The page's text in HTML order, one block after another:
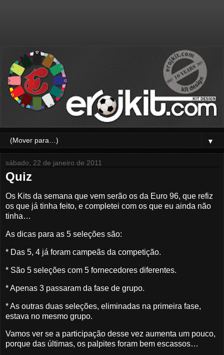
▼
sábado, 22 de janeiro de 2011
Quiz
Os Kits da semana que vem serão os da Euro 96, que refiz
os que já tinha feito, e completei com os que eu ainda não
tinha…
As dicas para as 5 seleções são:
* Das 5, 4 já foram campeãs da competição.
* São 5 seleções com 5 fornecedores diferentes.
* Apenas 3 passaram da fase de grupo.
* As outras duas seleções, eliminadas na primeira fase,
estava no mesmo grupo.
Vamos ver se a participação desse vez aumenta um pouco,
porque das últimas, os palpites foram bem escassos…